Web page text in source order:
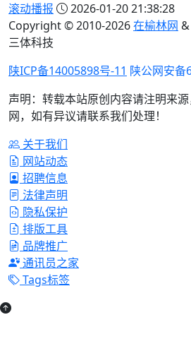
滚动播报
2026-01-20 21:38:28
Copyright © 2010-2026在榆林网 &
三体科技
陕ICP备14005898号-11 陕公网安备
声明：转载本站原创内容请注明来
网，如有异议请联系我们处理！
关于我们
网站动态
招聘信息
法律声明
隐私保护
排版工具
品牌推广
通讯员之家
Tags标签